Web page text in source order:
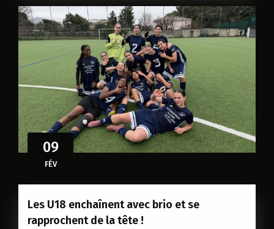
09
FÉV
Les U18 enchaînent avec brio et se
rapprochent de la tête !